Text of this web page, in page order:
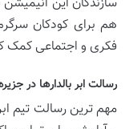
هم برای کودکان
فکری و اجتماعی کمک
رسالت ابر بالدارها در
مهم ترین رسالت تیم